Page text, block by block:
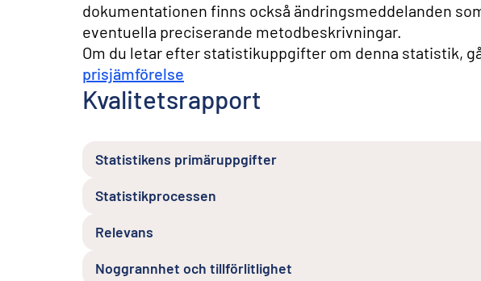
dokumentationen finns också ändringsmeddelanden
eventuella preciserande metodbeskrivningar.
Om du letar efter statistikuppgifter om denna statistik,
prisjämförelse
Kvalitetsrapport
Statistikens primäruppgifter
Statistikprocessen
Relevans
Noggrannhet och tillförlitlighet